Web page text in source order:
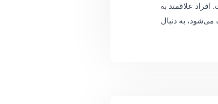
علاقمند به
به دنبال